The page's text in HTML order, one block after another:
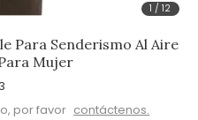
1 /12
Para Senderismo Al Aire
Mujer
3
por favor contáctenos.